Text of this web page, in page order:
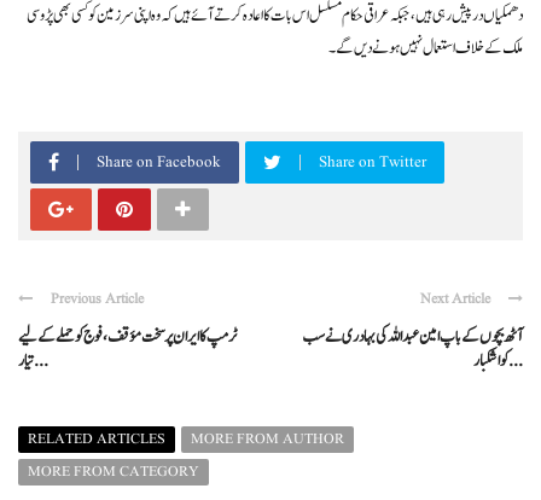
دھمکیاں درپیش رہی ہیں، جبکہ عراقی حکام مسلسل اس بات کا اعادہ کرتے آئے ہیں کہ وہ اپنی سرزمین کو کسی بھی پڑوسی
ملک کے خلاف استعمال نہیں ہونے دیں گے۔
Share on Facebook Share on Twitter
Previous Article
ٹرمپ کا ایران پر سخت مؤقف، فوج کو حملے کے لیے
تیار ...
Next Article
آٹھ بچوں کے باپ امین عبداللہ کی بہادری نے سب
کو اشکبار ...
RELATED ARTICLES
MORE FROM AUTHOR
MORE FROM CATEGORY